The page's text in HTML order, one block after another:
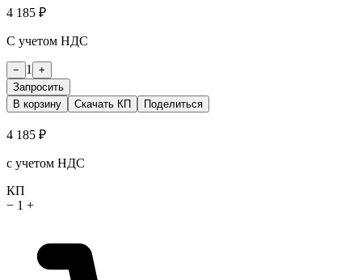
4 185 ₽
С учетом НДС
− 1
+
Запросить
В корзину
Скачать КП Поделиться
4 185 ₽
с учетом НДС
КП
− 1 +